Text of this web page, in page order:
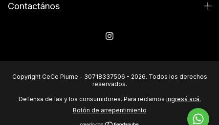
Contactános
Copyright CeCe Piume - 30718337506 - 2026. Todos los derechos
reservados.
Defensa de las y los consumidores. Para reclamos ingresá acá.
Botón de arrepentimiento